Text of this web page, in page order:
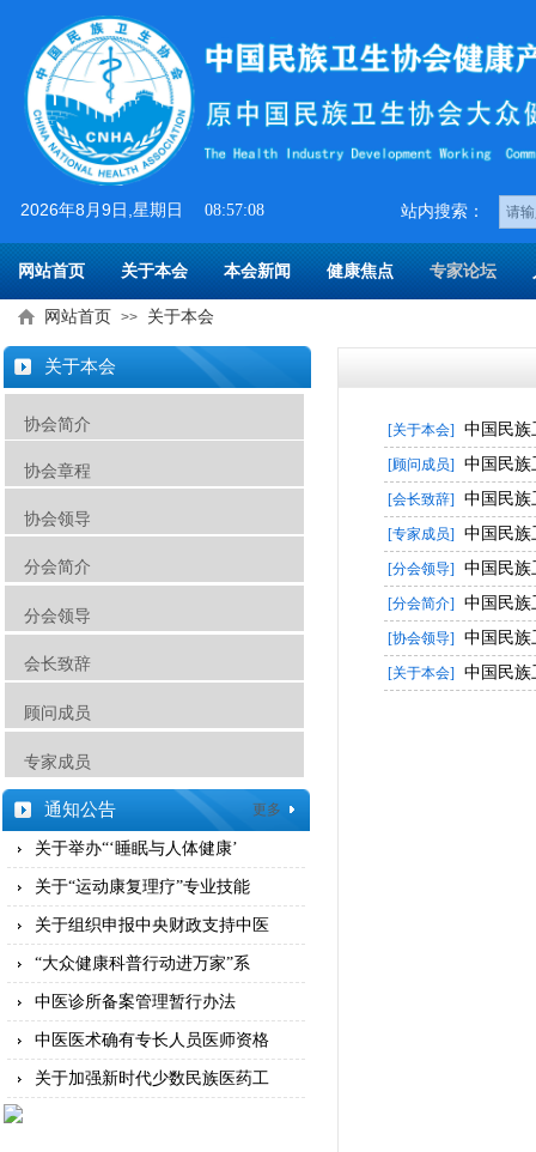
2026年8 月9日 ,星期日 08:57:08 ​​站内搜索：
网站首页 关于本会 本会新闻 健康焦点 专家论坛
通知公告 更多
协会领导
分会简介
关于举办“‘睡眠与人体健康’
关于“运动康复理疗”专业技能
关于组织申报中央财政支持中医
“大众健康科普行动进万家”系
中医诊所备案管理暂行办法
中医医术确有专长人员医师资格
关于加强新时代少数民族医药工
协会简介
协会章程
关于本会
网站首页 >> 关于本会
分会领导
会长致辞
顾问成员
专家成员
[关于本会] 中国民族
[顾问成员] 中国民族
[会长致辞] 中国民族
[专家成员] 中国民族
[分会领导] 中国民族
[分会简介] 中国民族
[协会领导] 中国民族
[关于本会] 中国民族